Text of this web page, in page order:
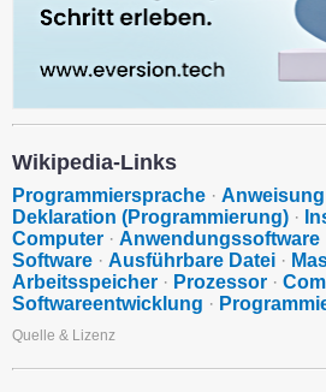
Wikipedia-Links
Programmiersprache ·
Deklaration (Programmierung) ·
Computer · Anwendungssoftware
Software · Ausführbare Datei ·
Arbeitsspeicher · Prozessor ·
Softwareentwicklung ·
Quelle & Lizenz